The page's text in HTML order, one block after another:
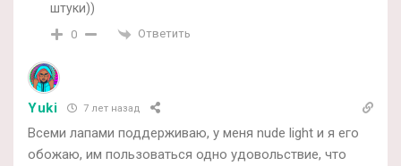
штуки))
0 Ответить
Yuki 7 лет назад
Всеми лапами поддерживаю, у меня nude light и я его
обожаю, им пользоваться одно удовольствие, что